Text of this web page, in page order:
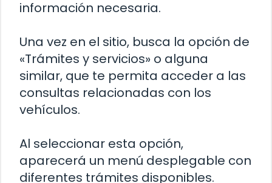
información necesaria.
Una vez en el sitio, busca la opción de
«Trámites y servicios» o alguna
similar, que te permita acceder a las
consultas relacionadas con los
vehículos.
Al seleccionar esta opción,
aparecerá un menú desplegable con
diferentes trámites disponibles.